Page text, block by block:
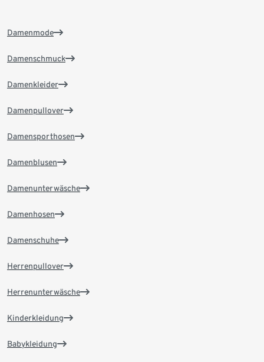
Damenmode
Damenschmuck
Damenkleider
Damenpullover
Damensporthosen
Damenblusen
Damenunterwäsche
Damenhosen
Damenschuhe
Herrenpullover
Herrenunterwäsche
Kinderkleidung
Babykleidung